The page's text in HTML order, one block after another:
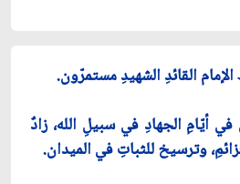
القائدِ الشهيدِ مستمرّون.
في أيّامِ الجهادِ في سبيلِ الله، زادٌ
وترسيخ للثباتِ في الميدان.